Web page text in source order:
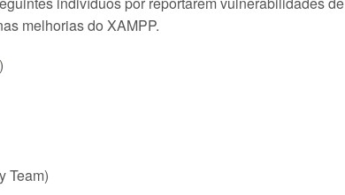
melhorias do XAMPP.
Team)